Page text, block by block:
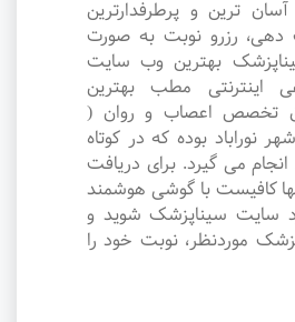
ترین و پرطرفدارترین
رزرو نوبت به صورت
بهترین وب سایت
اینترنتی مطب بهترین
تخصص اعصاب و روان (
نوراباد بوده که در کوتاه
می گیرد. برای دریافت
کافیست با گوشی هوشمند
سایت سیناپزشک شوید و
موردنظر، نوبت خود را